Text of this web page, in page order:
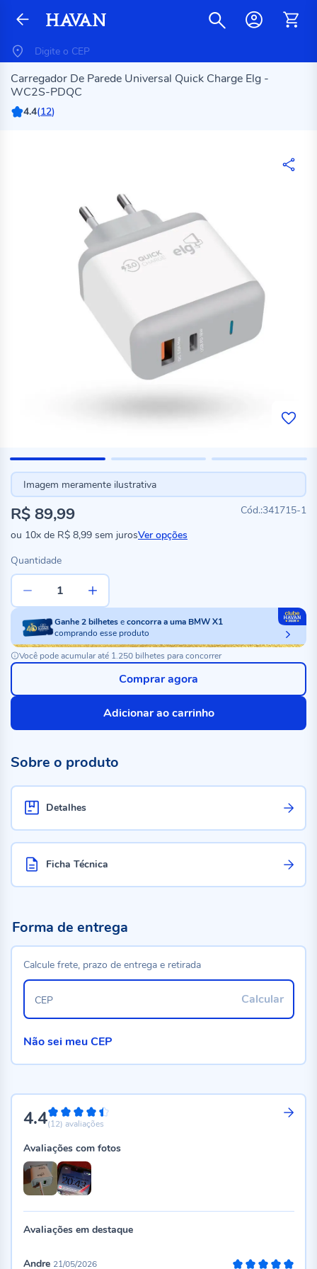
Carregador De Parede Universal Quick Charge Elg -
WC2S-PDQC
4.4(12)
Imagem meramente ilustrativa
341715-1
R$ 89,99
ou 10x de R$ 8,99 sem jurosVer opções
Quantidade
Ganhe2bilheteseconcorra a uma BMW X1
comprando esse produto
Você pode acumular até 1.250 bilhetes para concorrer
Adicionar ao carrinho
Comprar agora
Sobre o produto
Detalhes
Ficha Técnica
4.488%
(12) avaliações
Avaliações com fotos
Avaliações em destaque
Andre 21/05/2026
Forma de entrega
Calcule frete, prazo de entrega e retirada
Calcular
CEP
Não sei meu CEP